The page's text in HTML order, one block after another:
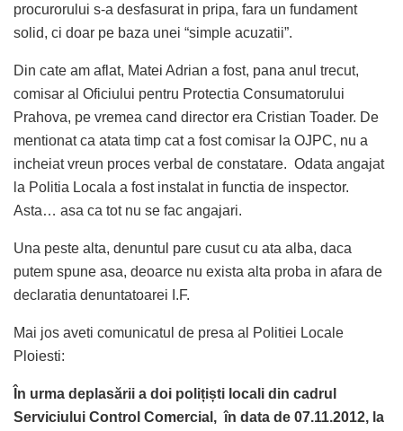
procurorului s-a desfasurat in pripa, fara un fundament
solid, ci doar pe baza unei “simple acuzatii”.
Din cate am aflat, Matei Adrian a fost, pana anul trecut,
comisar al Oficiului pentru Protectia Consumatorului
Prahova, pe vremea cand director era Cristian Toader. De
mentionat ca atata timp cat a fost comisar la OJPC, nu a
incheiat vreun proces verbal de constatare. Odata angajat
la Politia Locala a fost instalat in functia de inspector.
Asta… asa ca tot nu se fac angajari.
Una peste alta, denuntul pare cusut cu ata alba, daca
putem spune asa, deoarce nu exista alta proba in afara de
declaratia denuntatoarei I.F.
Mai jos aveti comunicatul de presa al Politiei Locale
Ploiesti:
În urma deplasării a doi polițiști locali din cadrul
Serviciului Control Comercial, în data de 07.11.2012, la